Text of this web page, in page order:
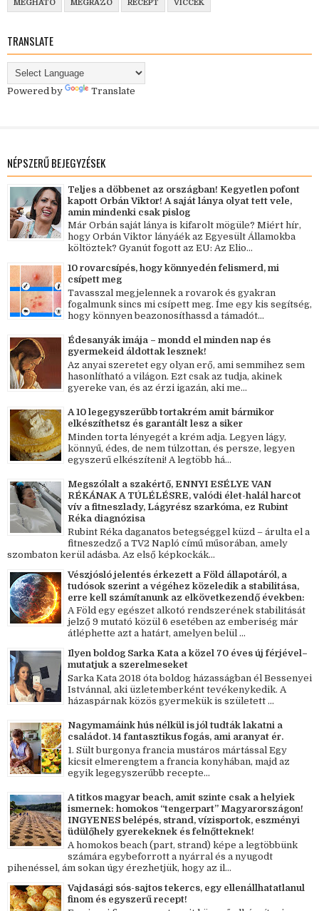
MEGHATÓ MEGRÁZÓ RECEPT VICCEK
TRANSLATE
Powered by Translate
NÉPSZERŰ BEJEGYZÉSEK
Teljes a döbbenet az országban! Kegyetlen pofont
kapott Orbán Viktor! A saját lánya olyat tett vele,
amin mindenki csak pislog
Már Orbán saját lánya is kifarolt mögüle? Miért hír,
hogy Orbán Viktor lányáék az Egyesült Államokba
költöztek? Gyanút fogott az EU: Az Elio...
10 rovarcsípés, hogy könnyedén felismerd, mi
csípett meg
Tavasszal megjelennek a rovarok és gyakran
fogalmunk sincs mi csípett meg. Íme egy kis segítség,
hogy könnyen beazonosíthassd a támadót...
Édesanyák imája – mondd el minden nap és
gyermekeid áldottak lesznek!
Az anyai szeretet egy olyan erő, ami semmihez sem
hasonlítható a világon. Ezt csak az tudja, akinek
gyereke van, és az érzi igazán, aki me...
A 10 legegyszerűbb tortakrém amit bármikor
elkészíthetsz és garantált lesz a siker
Minden torta lényegét a krém adja. Legyen lágy,
könnyű, édes, de nem túlzottan, és persze, legyen
egyszerű elkészíteni! A legtöbb há...
Megszólalt a szakértő, ENNYI ESÉLYE VAN
RÉKÁNAK A TÚLÉLÉSRE, valódi élet-halál harcot
vív a fitneszlady, Lágyrész szarkóma, ez Rubint
Réka diagnózisa
Rubint Réka daganatos betegséggel küzd – árulta el a
fitneszedző a TV2 Napló című műsorában, amely
szombaton kerül adásba. Az első képkockák...
Vészjósló jelentés érkezett a Föld állapotáról, a
tudósok szerint a végéhez közeledik a stabilitása,
erre kell számítanunk az elkövetkezendő években:
A Föld egy egészet alkotó rendszerének stabilitását
jelző 9 mutató közül 6 esetében az emberiség már
átléphette azt a határt, amelyen belül ...
Ilyen boldog Sarka Kata a közel 70 éves új férjével–
mutatjuk a szerelmeseket
Sarka Kata 2018 óta boldog házasságban él Bessenyei
Istvánnal, aki üzletemberként tevékenykedik. A
házaspárnak közös gyermekük is született ...
Nagymamáink hús nélkül is jól tudták lakatni a
családot. 14 fantasztikus fogás, ami aranyat ér.
1. Sült burgonya francia mustáros mártással Egy
kicsit elmerengtem a francia konyhában, majd az
egyik legegyszerűbb recepte...
A titkos magyar beach, amit szinte csak a helyiek
ismernek: homokos “tengerpart” Magyarországon!
INGYENES belépés, strand, vízisportok, eszményi
üdülőhely gyerekeknek és felnőtteknek!
A homokos beach (part, strand) képe a legtöbbünk
számára egybeforrott a nyárral és a nyugodt
pihenéssel, ám sokan úgy érezhetjük, hogy az il...
Vajdasági sós-sajtos tekercs, egy ellenállhatatlanul
finom és egyszerű recept!